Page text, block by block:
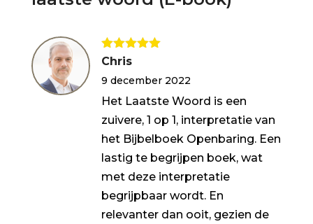
Gewaardeerd
Chris
9 december 2022
Het Laatste Woord is een
zuivere, 1 op 1, interpretatie van
het Bijbelboek Openbaring. Een
lastig te begrijpen boek, wat
met deze interpretatie
begrijpbaar wordt. En
relevanter dan ooit, gezien de